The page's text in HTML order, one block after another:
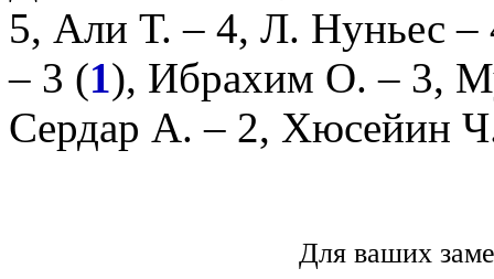
5, Али Т. – 4, Л. Нуньес –
– 3 (1), Ибрахим О. – 3,
Сердар А. – 2, Хюсейин
Для ваших